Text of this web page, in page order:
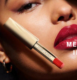
ΜΕ